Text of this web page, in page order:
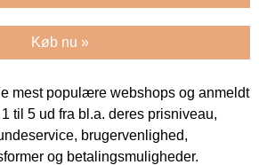
Køb nu »
mest populære webshops og anmeldt
til 5 ud fra bl.a. deres prisniveau,
brugervenlighed,
og betalingsmuligheder.